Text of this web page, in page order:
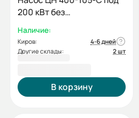
200 кВт без
рамы
Наличие:
Киров:
4-6 дней
Другие склады:
2 шт
В корзину